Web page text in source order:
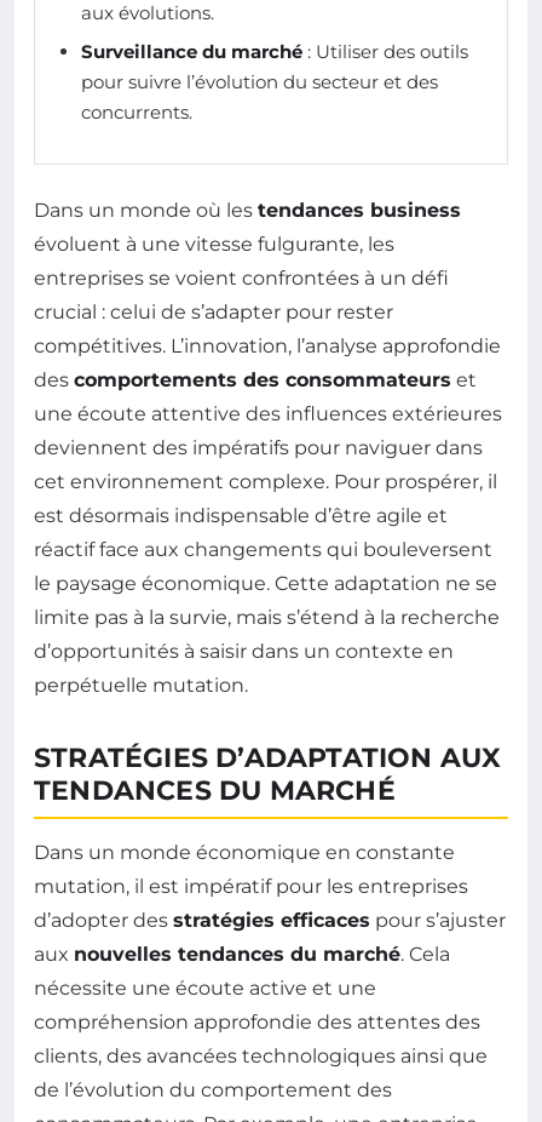
aux évolutions.
Surveillance du marché : Utiliser des outils
pour suivre l’évolution du secteur et des
concurrents.
Dans un monde où les tendances business
évoluent à une vitesse fulgurante, les
entreprises se voient confrontées à un défi
crucial : celui de s’adapter pour rester
compétitives. L’innovation, l’analyse approfondie
des comportements des consommateurs et
une écoute attentive des influences extérieures
deviennent des impératifs pour naviguer dans
cet environnement complexe. Pour prospérer, il
est désormais indispensable d’être agile et
réactif face aux changements qui bouleversent
le paysage économique. Cette adaptation ne se
limite pas à la survie, mais s’étend à la recherche
d’opportunités à saisir dans un contexte en
perpétuelle mutation.
STRATÉGIES D’ADAPTATION AUX
TENDANCES DU MARCHÉ
Dans un monde économique en constante
mutation, il est impératif pour les entreprises
d’adopter des stratégies efficaces pour s’ajuster
aux nouvelles tendances du marché. Cela
nécessite une écoute active et une
compréhension approfondie des attentes des
clients, des avancées technologiques ainsi que
de l’évolution du comportement des